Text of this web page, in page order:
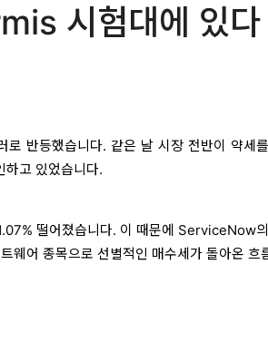
시험대에 있다
반등했습니다. 같은 날 시장 전반이 약세
하고 있었습니다.
떨어졌습니다. 이 때문에 ServiceNow
웨어 종목으로 선별적인 매수세가 돌아온 흐